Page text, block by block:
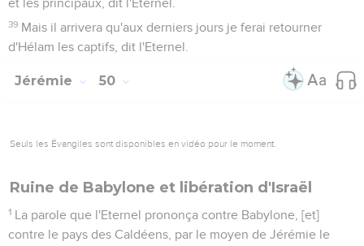
et les principaux, dit l'Eternel.
39 Mais il arrivera qu'aux derniers jours je ferai retourner
d'Hélam les captifs, dit l'Eternel.
Jérémie 50
Seuls les Évangiles sont disponibles en vidéo pour le moment.
Ruine de Babylone et libération d'Israël
1 La parole que l'Eternel prononça contre Babylone, [et]
contre le pays des Caldéens, par le moyen de Jérémie le